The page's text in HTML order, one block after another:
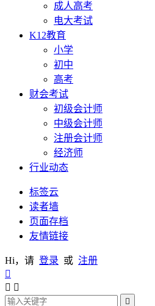
成人高考
电大考试
K12教育
小学
初中
高考
财会考试
初级会计师
中级会计师
注册会计师
经济师
行业动态
标签云
读者墙
页面存档
友情链接
Hi，请 登录 或 注册

 
